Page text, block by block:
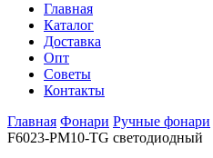
Главная
Каталог
Доставка
Опт
Советы
Контакты
Главная Фонари Ручные фонари
F6023-PM10-TG светодиодный